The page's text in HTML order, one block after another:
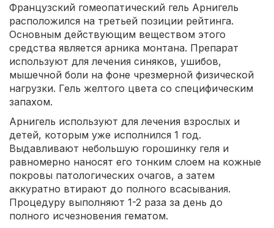
Французский гомеопатический гель Арнигель
расположился на третьей позиции рейтинга.
Основным действующим веществом этого
средства является арника монтана. Препарат
используют для лечения синяков, ушибов,
мышечной боли на фоне чрезмерной физической
нагрузки. Гель желтого цвета со специфическим
запахом.
Арнигель используют для лечения взрослых и
детей, которым уже исполнился 1 год.
Выдавливают небольшую горошинку геля и
равномерно наносят его тонким слоем на кожные
покровы патологических очагов, а затем
аккуратно втирают до полного всасывания.
Процедуру выполняют 1-2 раза за день до
полного исчезновения гематом.